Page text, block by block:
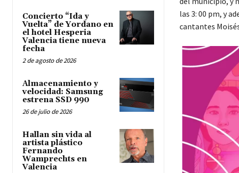
Concierto “Ida y
Vuelta” de Yordano en
el hotel Hesperia
Valencia tiene nueva
fecha
2 de agosto de 2026
Almacenamiento y
velocidad: Samsung
estrena SSD 990
26 de julio de 2026
Hallan sin vida al
artista plástico
Fernando
Wamprechts en
Valencia
las 3: 00 pm, y
cantantes